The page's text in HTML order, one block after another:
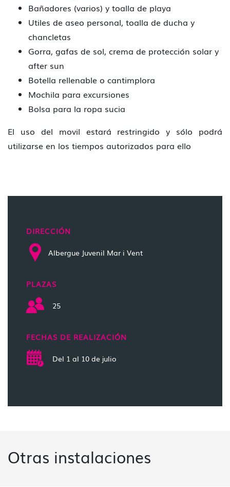
Bañadores (varios) y toalla de playa
Utiles de aseo personal, toalla de ducha y
chancletas
Gorra, gafas de sol, crema de protección solar y
after sun
Botella rellenable o cantimplora
Mochila para excursiones
Bolsa para la ropa sucia
El uso del movil estará restringido y sólo podrá
utilizarse en los tiempos autorizados para ello
DIRECCIÓN
Albergue Juvenil Mar i Vent
PLAZAS
25
FECHAS DE REALIZACIÓN
Del 1 al 10 de julio
Otras instalaciones